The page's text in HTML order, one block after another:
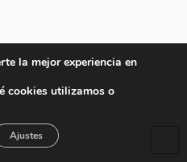
la mejor experiencia en
cookies utilizamos o
Ajustes